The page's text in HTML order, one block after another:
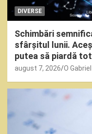
DIVERSE
Schimbări
sfârșitul lunii.
putea să piardă
august 7, 2026 O Gabriel